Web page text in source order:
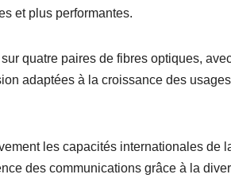
et plus performantes.
quatre paires de fibres optiques,
adaptées à la croissance des
les capacités internationales de
des communications grâce à la